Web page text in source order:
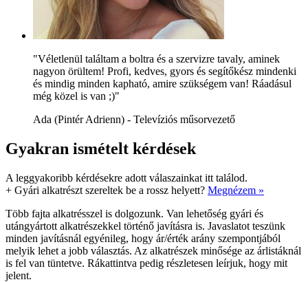
"Véletlenül találtam a boltra és a szervizre tavaly, aminek
nagyon örültem! Profi, kedves, gyors és segítőkész mindenki
és mindig minden kapható, amire szükségem van! Ráadásul
még közel is van ;)"
Ada (Pintér Adrienn) - Televíziós műsorvezető
Gyakran ismételt kérdések
A leggyakoribb kérdésekre adott válaszainkat itt találod.
+ Gyári alkatrészt szereltek be a rossz helyett? Megnézem »
Több fajta alkatrésszel is dolgozunk. Van lehetőség gyári és
utángyártott alkatrészekkel történő javításra is. Javaslatot teszünk
minden javításnál egyénileg, hogy ár/érték arány szempontjából
melyik lehet a jobb választás. Az alkatrészek minősége az árlistáknál
is fel van tüntetve. Rákattintva pedig részletesen leírjuk, hogy mit
jelent.